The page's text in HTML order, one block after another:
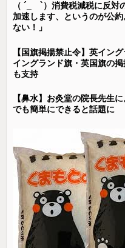
（ ´_ゝ`）消費税減税に反
加速します、というのが公
ない！」
【国旗掲揚禁止令】英イン
イングランド旗・英国旗の
も支持
【鼻水】お灸堂の院長先生
でも簡単にできると話題に